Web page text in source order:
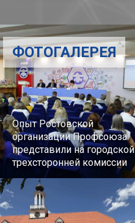
Опыт Ростовской
организации Профсоюза
представили на городской
трехсторонней комиссии
ФОТОГАЛЕРЕЯ